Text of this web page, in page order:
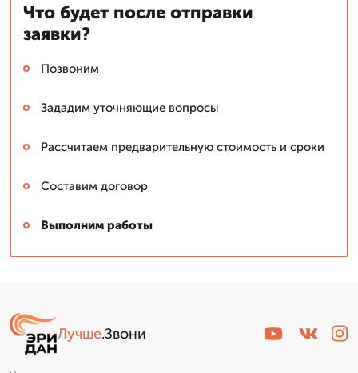
Что будет после отправки
заявки?
Позвоним
Зададим уточняющие вопросы
Рассчитаем предварительную стоимость и сроки
Составим договор
Выполним работы
Лучше.Звони